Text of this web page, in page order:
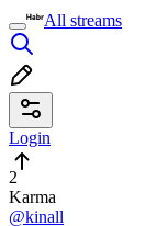
All streams
Login
2
Karma
@kinall